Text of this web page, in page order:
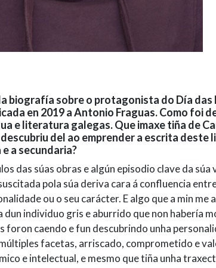
biografía sobre o protagonista do Día
en 2019 a Antonio Fraguas. Como foi
e literatura galegas. Que imaxe tiña de
del ao emprender a escrita deste
a secundaria?
das súas obras e algún episodio clave da
pola súa deriva cara á confluencia
ou o seu carácter. E algo que a min
dun individuo gris e aburrido que non habería
foron caendo e fun descubrindo unha
facetas, arriscado, comprometido e
e intelectual, e mesmo que tiña unha